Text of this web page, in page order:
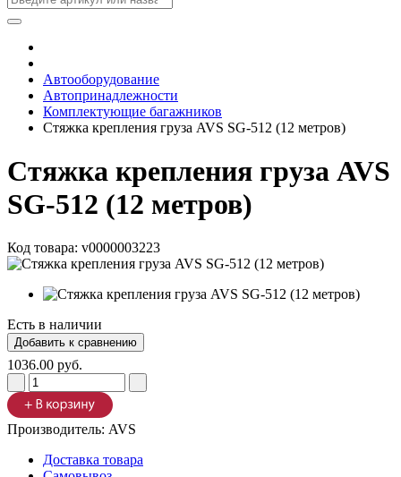
Автооборудование
Автопринадлежности
Комплектующие багажников
Стяжка крепления груза AVS SG-512 (12 метров)
Стяжка крепления груза AVS
SG-512 (12 метров)
Код товара: v0000003223
Есть в наличии
1036.00 руб.
Производитель: AVS
Доставка товара